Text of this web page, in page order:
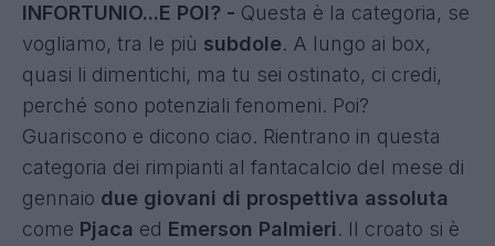
INFORTUNIO...E POI? - Questa è la categoria, se
vogliamo, tra le più subdole. A lungo ai box,
quasi li dimentichi, ma tu sei ostinato, ci credi,
perché sono potenziali fenomeni. Poi?
Guariscono e dicono ciao. Rientrano in questa
categoria dei rimpianti al fantacalcio del mese di
gennaio due giovani di prospettiva assoluta
come Pjaca ed Emerson Palmieri. Il croato si è